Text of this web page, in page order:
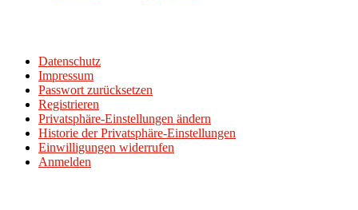
Datenschutz
Impressum
Passwort zurücksetzen
Registrieren
Privatsphäre-Einstellungen ändern
Historie der Privatsphäre-Einstellungen
Einwilligungen widerrufen
Anmelden